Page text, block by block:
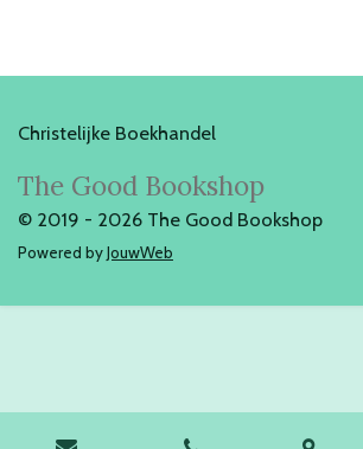
Christelijke Boekhandel
The Good Bookshop
© 2019 - 2026 The Good Bookshop
Powered byJouwWeb